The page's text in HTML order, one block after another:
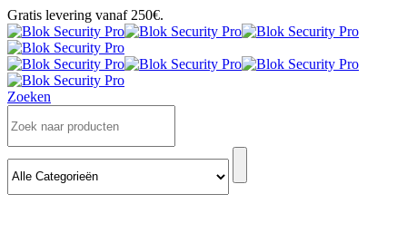
Gratis levering vanaf 250€.
Zoeken